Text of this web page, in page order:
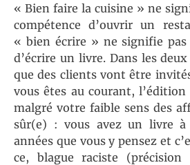
« Bien faire la cuisine » ne
compétence d’ouvrir un
« bien écrire » ne signifie pas
d’écrire un livre. Dans les
que des clients vont être
vous êtes au courant,
malgré votre faible sens des
sûr(e) : vous avez un livre
années que vous y pensez et
ce, blague raciste